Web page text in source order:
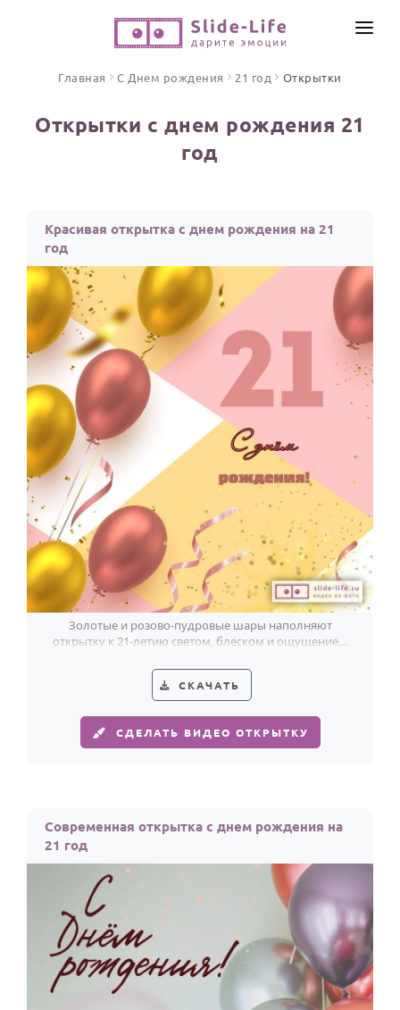
Открытки
Стихи и тексты
ПРАЗДНИКИ
С Днем рождения
Юбилей
Свадьба
Годовщина свадьбы
Календарь праздников
КОМУ
Женщине
Мужчине
Маме
Папе
Детям
Все родственники
ПЕРСОНАЛЬНЫЕ
Пожелания
ИНСТРУМЕНТЫ
ОТЗЫВЫ
Главная С Днем рождения 21 год Открытки
Открытки с днем рождения 21
год
Красивая открытка с днем рождения на 21
год
Золотые и розово-пудровые шары наполняют
открытку к 21-летию светом, блеском и ощущением
СКАЧАТЬ
СДЕЛАТЬ ВИДЕО ОТКРЫТКУ
Современная открытка с днем рождения на
21 год